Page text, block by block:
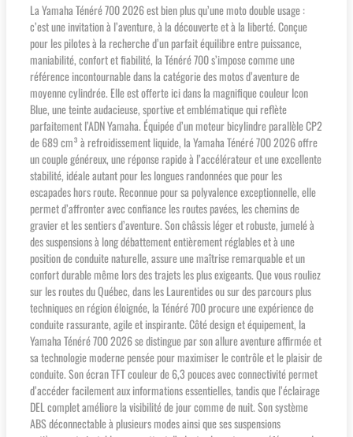
La Yamaha Ténéré 700 2026 est bien plus qu’une moto double usage :
c’est une invitation à l’aventure, à la découverte et à la liberté. Conçue
pour les pilotes à la recherche d’un parfait équilibre entre puissance,
maniabilité, confort et fiabilité, la Ténéré 700 s’impose comme une
référence incontournable dans la catégorie des motos d’aventure de
moyenne cylindrée. Elle est offerte ici dans la magnifique couleur Icon
Blue, une teinte audacieuse, sportive et emblématique qui reflète
parfaitement l’ADN Yamaha. Équipée d’un moteur bicylindre parallèle CP2
de 689 cm³ à refroidissement liquide, la Yamaha Ténéré 700 2026 offre
un couple généreux, une réponse rapide à l’accélérateur et une excellente
stabilité, idéale autant pour les longues randonnées que pour les
escapades hors route. Reconnue pour sa polyvalence exceptionnelle, elle
permet d’affronter avec confiance les routes pavées, les chemins de
gravier et les sentiers d’aventure. Son châssis léger et robuste, jumelé à
des suspensions à long débattement entièrement réglables et à une
position de conduite naturelle, assure une maîtrise remarquable et un
confort durable même lors des trajets les plus exigeants. Que vous rouliez
sur les routes du Québec, dans les Laurentides ou sur des parcours plus
techniques en région éloignée, la Ténéré 700 procure une expérience de
conduite rassurante, agile et inspirante. Côté design et équipement, la
Yamaha Ténéré 700 2026 se distingue par son allure aventure affirmée et
sa technologie moderne pensée pour maximiser le contrôle et le plaisir de
conduite. Son écran TFT couleur de 6,3 pouces avec connectivité permet
d’accéder facilement aux informations essentielles, tandis que l’éclairage
DEL complet améliore la visibilité de jour comme de nuit. Son système
ABS déconnectable à plusieurs modes ainsi que ses suspensions